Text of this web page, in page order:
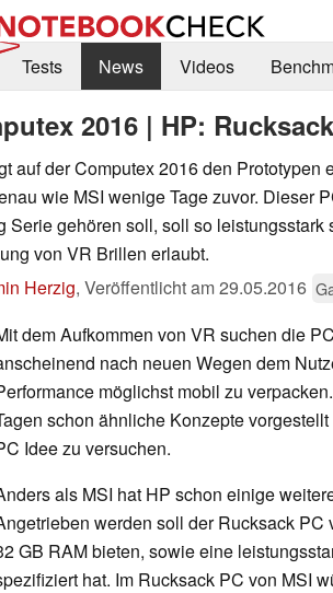
Tests
News Videos
2016 | HP:
auf der Computex 2016 den Prototypen
wie MSI wenige Tage zuvor. Dieser
Serie gehören soll, soll so leistungsstark
von VR Brillen erlaubt.
Herzig, Veröffentlicht am29.05.2016
dem Aufkommen von VR suchen die
nach neuen Wegen dem
möglichst mobil zu
schon ähnliche Konzepte
Idee zu versuchen.
als MSI hat HP schon einige
werden soll der Rucksack
GB RAM bieten, sowie eine
hat. Im Rucksack PC von MSI